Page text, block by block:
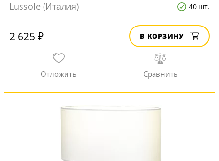
Lussole (Италия)
40 шт.
2 625 ₽ В КОРЗИНУ